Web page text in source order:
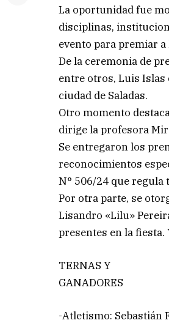
La oportunidad fue
disciplinas,
evento para premiar
De la ceremonia de
entre otros, Luis Islas
ciudad de Saladas.
Otro momento
dirige la profesora
Se entregaron los
reconocimientos
N° 506/24 que regula
Por otra parte, se
Lisandro «Lilu»
presentes en la
TERNAS Y
GANADORES
-Atletismo: Sebastián